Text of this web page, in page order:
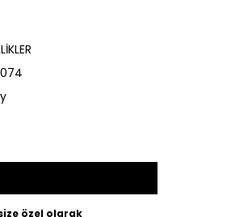
özel olarak